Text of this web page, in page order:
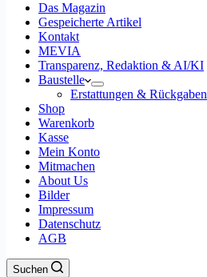
Das Magazin
Gespeicherte Artikel
Kontakt
MEVIA
Transparenz, Redaktion & AI/KI
Baustelle
Erstattungen & Rückgaben
Shop
Warenkorb
Kasse
Mein Konto
Mitmachen
About Us
Bilder
Impressum
Datenschutz
AGB
Suchen